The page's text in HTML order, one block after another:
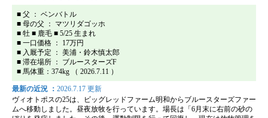
■ 父 ： ベンバトル
■ 母の父 ： マツリダゴッホ
■ 牡 ■ 鹿毛 ■ 5/25 生まれ
■ 一口価格 ： 17万円
■ 入厩予定 ： 美浦・鈴木慎太郎
■ 滞在場所 ： ブルースターズF
■ 馬体重：374kg （ 2026.7.11 ）
最新の近況 ： 2026.7.17 更新
ヴィオトポスの25は、ビッグレッドファーム明和からブルースターズファー
ムへ移動しました。昼夜放牧を行っています。場長は「6月末に右前の砂の